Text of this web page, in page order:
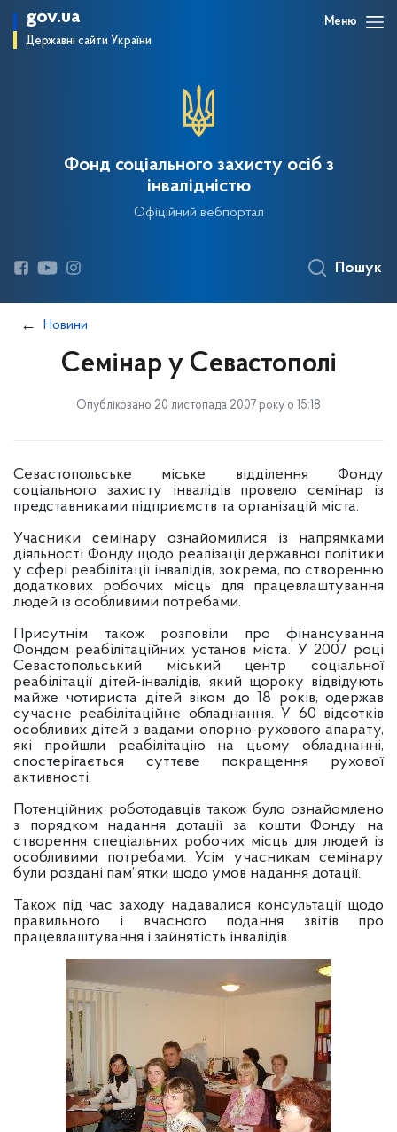
gov.ua
Державні сайти України
Меню
Фонд соціального захисту осіб з
інвалідністю
Офіційний вебпортал
Пошук
Новини
Семінар у Севастополі
Опубліковано 20 листопада 2007 року о 15:18
Севастопольське міське відділення Фонду
соціального захисту інвалідів провело семінар із
представниками підприємств та організацій міста.
Учасники семінару ознайомилися із напрямками
діяльності Фонду щодо реалізації державної політики
у сфері реабілітації інвалідів, зокрема, по створенню
додаткових робочих місць для працевлаштування
людей із особливими потребами.
Присутнім також розповіли про фінансування
Фондом реабілітаційних установ міста. У 2007 році
Севастопольський міський центр соціальної
реабілітації дітей-інвалідів, який щороку відвідують
майже чотириста дітей віком до 18 років, одержав
сучасне реабілітаційне обладнання. У 60 відсотків
особливих дітей з вадами опорно-рухового апарату,
які пройшли реабілітацію на цьому обладнанні,
спостерігається суттєве покращення рухової
активності.
Потенційних роботодавців також було ознайомлено
з порядком надання дотації за кошти Фонду на
створення спеціальних робочих місць для людей із
особливими потребами. Усім учасникам семінару
були роздані пам”ятки щодо умов надання дотації.
Також під час заходу надавалися консультації щодо
правильного і вчасного подання звітів про
працевлаштування і зайнятість інвалідів.